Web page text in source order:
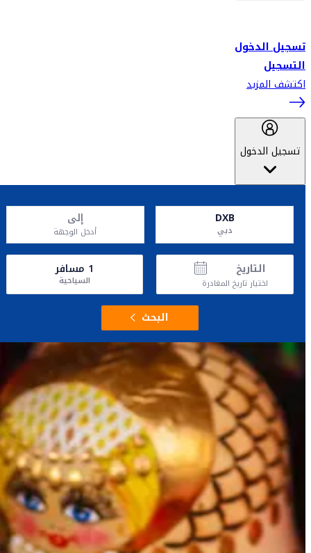
تسجيل الدخول
التسجيل
اكتشف المزيد
تسجيل الدخول
DXB
دبي
إلى
أدخل الوجهة
التاريخ
اختيار تاريخ المغادرة
1 مسافر
السياحية
البحث